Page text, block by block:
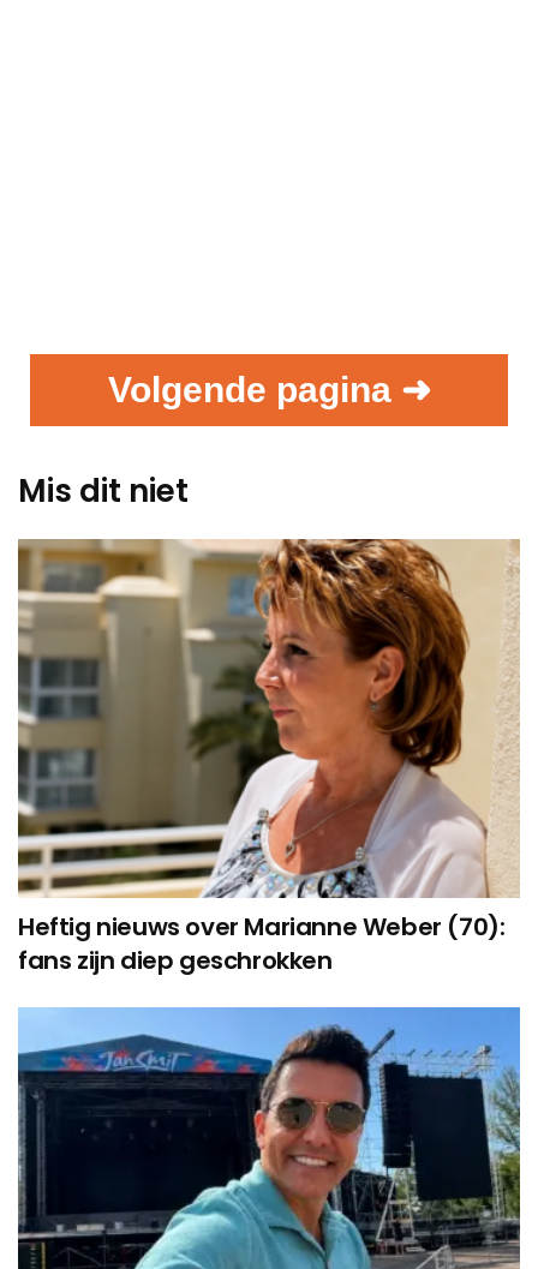
Volgende pagina ➜
Mis dit niet
Heftig nieuws over Marianne Weber (70):
fans zijn diep geschrokken